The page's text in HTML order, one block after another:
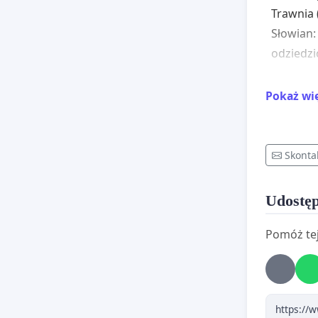
Trawnia
strona
na
uwagę i
Pokaż
Pomóż